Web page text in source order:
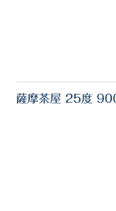
薩摩茶屋 25度